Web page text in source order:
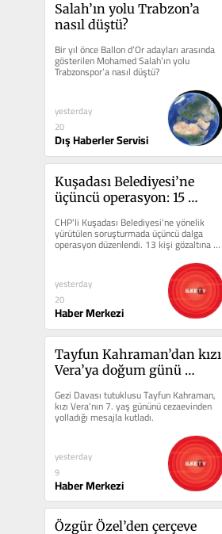
Salah’ın yolu Trabzon’a
nasıl düştü?
Bir yıl önce Ballon d’Or adayları arasında
gösterilen Mohamed Salah’ın yolu
Trabzonspor’a nasıl düştü?
yesterday
20
Dış Haberler Servisi
Kuşadası Belediyesi’ne
üçüncü operasyon: 15
CHP'li Kuşadası Belediyesi'ne yönelik
yürütülen soruşturmada üçüncü dalga
operasyon düzenlendi. 13 kişi gözaltına
alındı.
yesterday
20
Haber Merkezi
Tayfun Kahraman’dan kızı
Vera’ya doğum günü
güzelleştirdin, zor
günlerimde bana güç
Gezi Davası tutuklusu Tayfun Kahraman,
kızı Vera'nın 7. yaş gününü cezaevinden
yolladığı mesajla kutladı.
yesterday
9
Haber Merkezi
Özgür Özel’den çerçeve